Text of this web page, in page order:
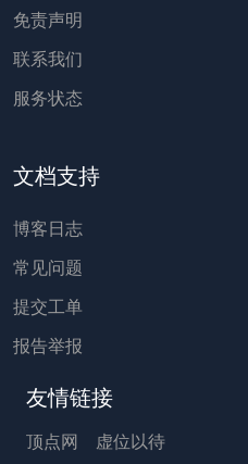
免责声明
联系我们
服务状态
文档支持
博客日志
常见问题
提交工单
报告举报
友情链接
顶点网 虚位以待